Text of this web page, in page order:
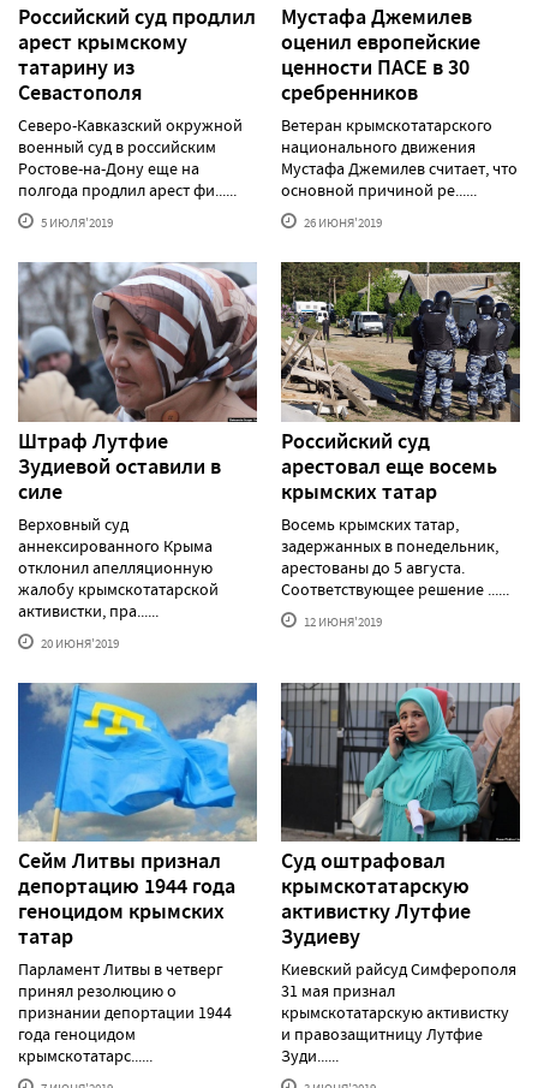
Российский суд продлил
арест крымскому
татарину из
Севастополя
Северо-Кавказский окружной
военный суд в российским
Ростове-на-Дону еще на
полгода продлил арест фи......
5 ИЮЛЯ'2019
Мустафа Джемилев
оценил европейские
ценности ПАСЕ в 30
сребренников
Ветеран крымскотатарского
национального движения
Мустафа Джемилев считает, что
основной причиной ре......
26 ИЮНЯ'2019
Штраф Лутфие
Зудиевой оставили в
силе
Верховный суд
аннексированного Крыма
отклонил апелляционную
жалобу крымскотатарской
активистки, пра......
20 ИЮНЯ'2019
Российский суд
арестовал еще восемь
крымских татар
Восемь крымских татар,
задержанных в понедельник,
арестованы до 5 августа.
Соответствующее решение ......
12 ИЮНЯ'2019
Сейм Литвы признал
депортацию 1944 года
геноцидом крымских
татар
Парламент Литвы в четверг
принял резолюцию о
признании депортации 1944
года геноцидом
крымскотатарс......
Суд оштрафовал
крымскотатарскую
активистку Лутфие
Зудиеву
Киевский райсуд Симферополя
31 мая признал
крымскотатарскую активистку
и правозащитницу Лутфие
Зуди......